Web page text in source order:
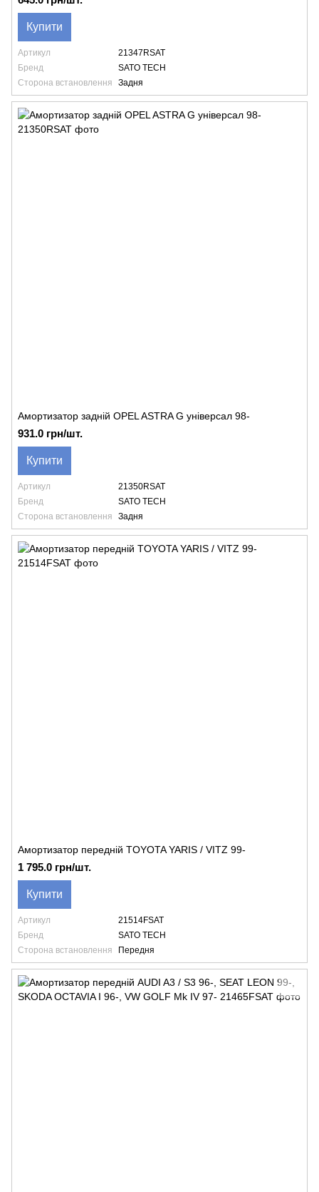
Купити
Артикул
21347RSAT
Бренд
SATO TECH
Сторона встановлення
Задня
Амортизатор задній OPEL ASTRA G універсал 98-
931.0 грн/шт.
Купити
Артикул
21350RSAT
Бренд
SATO TECH
Сторона встановлення
Задня
Амортизатор передній TOYOTA YARIS / VITZ 99-
1 795.0 грн/шт.
Купити
Артикул
21514FSAT
Бренд
SATO TECH
Сторона встановлення
Передня